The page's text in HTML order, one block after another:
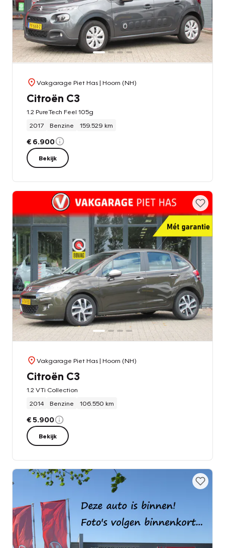
Vakgarage Piet Has| Hoorn (NH)
Citroën C3
1.2 PureTech Feel 105g
2017
Benzine 159.529 km
€ 6.900
Bekijk
Vakgarage Piet Has| Hoorn (NH)
Citroën C3
1.2 VTi Collection
2014
Benzine 106.550 km
€ 5.900
Bekijk